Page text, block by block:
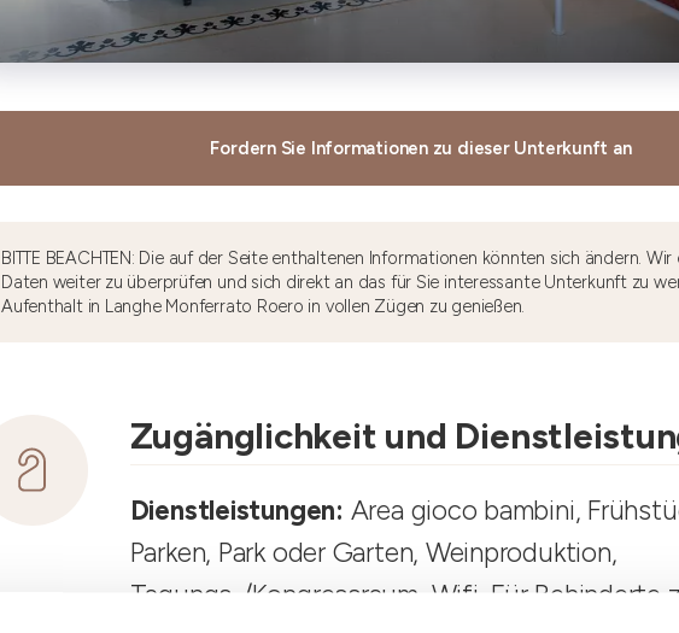
Fordern Sie Informationen zu dieser Unterkunft an
BITTE BEACHTEN: Die auf der Seite enthaltenen Informationen könnten sich ändern.
Daten weiter zu überprüfen und sich direkt an das für Sie interessante Unterkunft zu
Aufenthalt in Langhe Monferrato Roero in vollen Zügen zu genießen.
Zugänglichkeit und
Dienstleistungen: Area gioco bambini,
Parken, Park oder Garten, Weinproduktion,
Tagungs-/Kongressraum, Wifi, Für Behinderte